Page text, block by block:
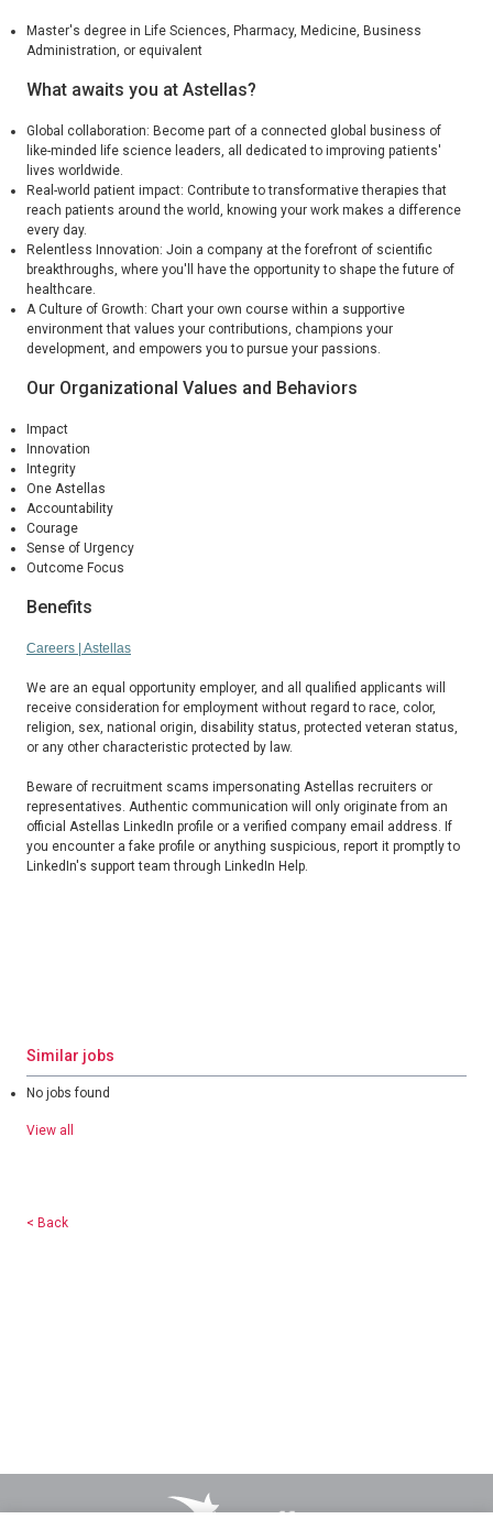
Master's degree in Life Sciences, Pharmacy, Medicine, Business
Administration, or equivalent
What awaits you at Astellas?
Global collaboration: Become part of a connected global business of
like-minded life science leaders, all dedicated to improving patients'
lives worldwide.
Real-world patient impact: Contribute to transformative therapies that
reach patients around the world, knowing your work makes a difference
every day.
Relentless Innovation: Join a company at the forefront of scientific
breakthroughs, where you'll have the opportunity to shape the future of
healthcare.
A Culture of Growth: Chart your own course within a supportive
environment that values your contributions, champions your
development, and empowers you to pursue your passions.
Our Organizational Values and Behaviors
Impact
Innovation
Integrity
One Astellas
Accountability
Courage
Sense of Urgency
Outcome Focus
Benefits
Careers | Astellas
We are an equal opportunity employer, and all qualified applicants will
receive consideration for employment without regard to race, color,
religion, sex, national origin, disability status, protected veteran status,
or any other characteristic protected by law.
Beware of recruitment scams impersonating Astellas recruiters or
representatives. Authentic communication will only originate from an
official Astellas LinkedIn profile or a verified company email address. If
you encounter a fake profile or anything suspicious, report it promptly to
LinkedIn's support team through LinkedIn Help.
Similar jobs
No jobs found
View all
< Back